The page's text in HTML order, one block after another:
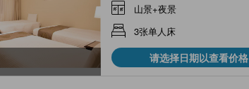
山景+夜景
3张单人床
请选择日期以查看价格